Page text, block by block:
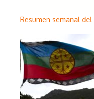
Resumen semanal